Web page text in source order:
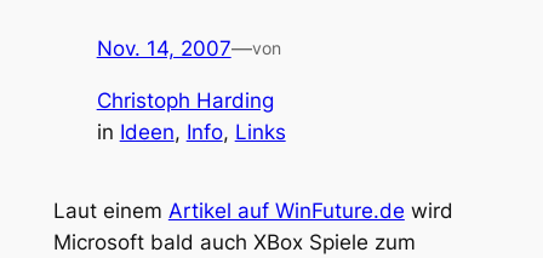
Nov. 14, 2007—von
Christoph Harding
in Ideen, Info, Links
Laut einem Artikel auf WinFuture.de wird
Microsoft bald auch XBox Spiele zum